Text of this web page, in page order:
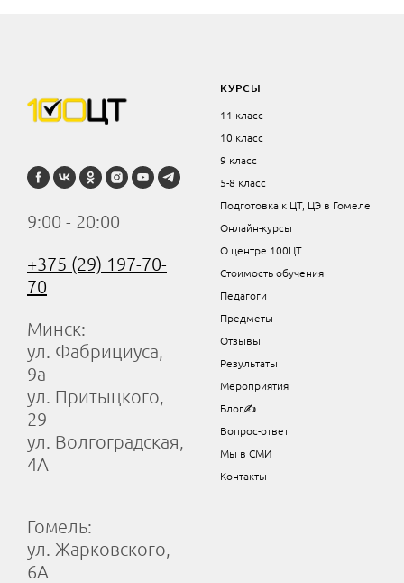
9:00 - 20:00
+375 (29) 197-70-
70
Минск:
ул. Фабрициуса,
9а
ул. Притыцкого,
29
ул. Волгоградская,
4А
Гомель:
ул. Жарковского,
6А
КУРСЫ
11 класс
10 класс
9 класс
5-8 класс
Подготовка к ЦТ, ЦЭ в Гомеле
Онлайн-курсы
О центре 100ЦТ
Стоимость обучения
Педагоги
Предметы
Отзывы
Результаты
Мероприятия
Блог✍
Вопрос-ответ
Мы в СМИ
Контакты